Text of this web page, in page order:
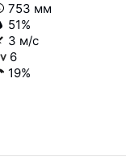
753 мм
51%
3 м/с
6
19%